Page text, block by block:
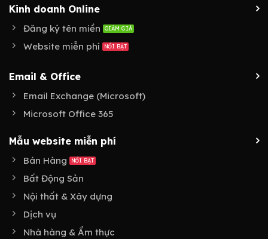
Kinh doanh Online
Đăng ký tên miền
Website miễn phí
Email & Office
Email Exchange (Microsoft)
Microsoft Office 365
Mẫu website miễn phí
Bán Hàng
Bất Động Sản
Nội thất & Xây dựng
Dịch vụ
Nhà hàng & Ẩm thực